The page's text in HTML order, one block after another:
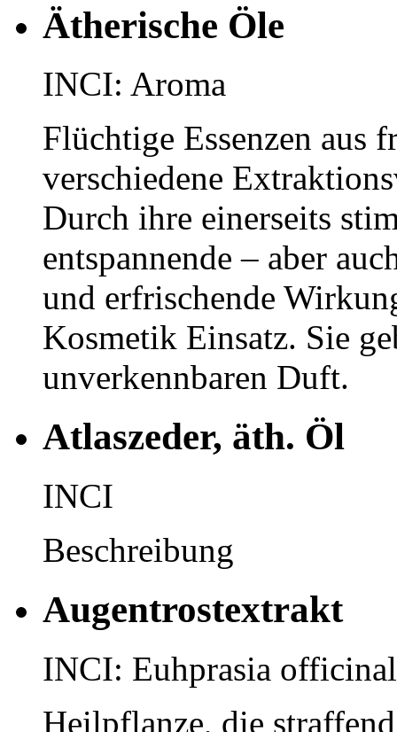
Ätherische Öle
INCI: Aroma
Flüchtige Essenzen aus
verschiedene
Durch ihre einerseits
entspannende – aber
und erfrischende
Kosmetik Einsatz. Sie
unverkennbaren Duft.
Atlaszeder, äth. Öl
INCI
Beschreibung
Augentrostextrakt
INCI: Euhprasia
Heilpflanze, die